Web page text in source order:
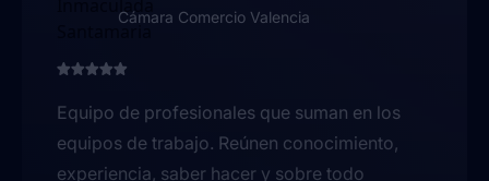
Cámara Comercio Valencia
Equipo de profesionales que suman en los
equipos de trabajo. Reúnen conocimiento,
experiencia, saber hacer y sobre todo